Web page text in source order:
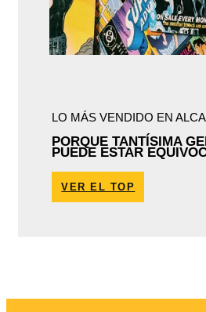
LO MÁS VENDIDO EN
PORQUE TANTÍSIMA
PUEDE ESTAR
VER EL TOP